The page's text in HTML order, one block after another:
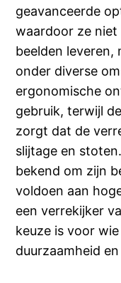
geavanceerde
waardoor ze niet
beelden leveren,
onder diverse
ergonomische
gebruik, terwijl
zorgt dat de
slijtage en
bekend om zijn
voldoen aan
een verrekijker
keuze is voor
duurzaamheid